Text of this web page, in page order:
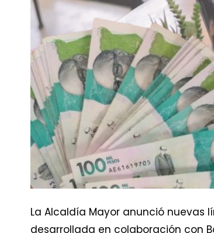
La Alcaldía Mayor anunció nuevas
desarrollada en colaboración con